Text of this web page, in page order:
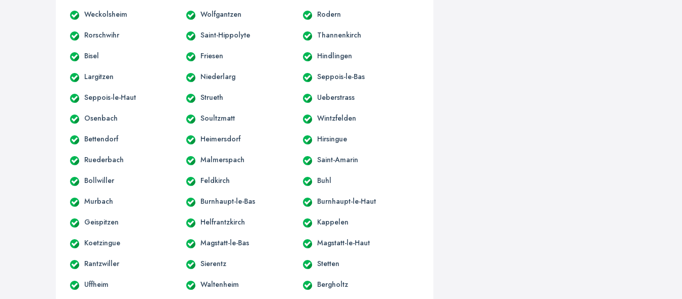
Weckolsheim Wolfgantzen Rodern
Rorschwihr Saint-Hippolyte Thannenkirch
Bisel Friesen Hindlingen
Largitzen Niederlarg Seppois-le-Bas
Seppois-le-Haut Strueth Ueberstrass
Osenbach Soultzmatt Wintzfelden
Bettendorf Heimersdorf Hirsingue
Ruederbach Malmerspach Saint-Amarin
Bollwiller Feldkirch Buhl
Murbach Burnhaupt-le-Bas Burnhaupt-le-Haut
Geispitzen Helfrantzkirch Kappelen
Koetzingue Magstatt-le-Bas Magstatt-le-Haut
Rantzwiller Sierentz Stetten
Uffheim Waltenheim Bergholtz